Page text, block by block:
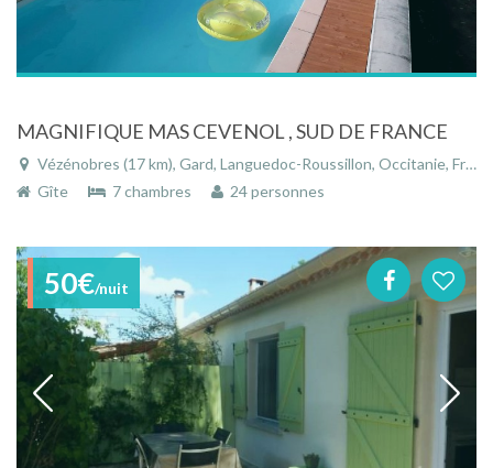
MAGNIFIQUE MAS CEVENOL , SUD DE FRANCE
Vézénobres (17 km), Gard, Languedoc-Roussillon, Occitanie, France
Gîte
7 chambres 24 personnes
50€/nuit